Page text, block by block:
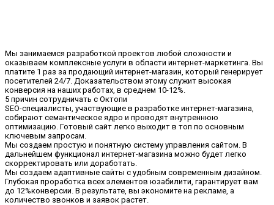
Мы занимаемся разработкой проектов любой сложности и
оказываем комплексные услуги в области интернет-маркетинга. Вы
платите 1 раз за продающий интернет-магазин, который генерирует
посетителей 24/7. Доказательством этому служит высокая
конверсия на наших работах, в среднем 10-12%.
5 причин сотрудничать с Октопи
SEO-специалисты, участвующие в разработке интернет-магазина,
собирают семантическое ядро и проводят внутреннюю
оптимизацию. Готовый сайт легко выходит в топ по основным
ключевым запросам.
Мы создаем простую и понятную систему управления сайтом. В
дальнейшем функционал интернет-магазина можно будет легко
скорректировать или доработать.
Мы создаем адаптивные сайты с удобным современным дизайном.
Глубокая проработка всех элементов юзабилити, гарантирует вам
до 12%конверсии. В результате, вы экономите на рекламе, а
количество звонков и заявок растет.